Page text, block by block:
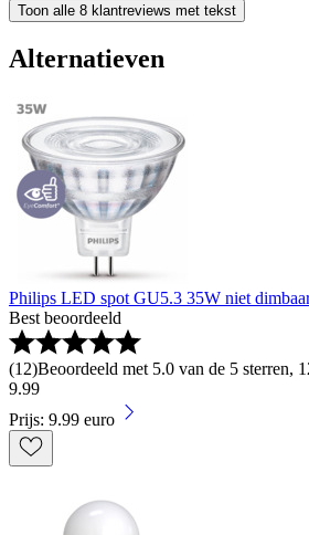
Toon alle 8 klantreviews met tekst
Alternatieven
Philips LED spot GU5.3 35W niet
Best beoordeeld
(12)Beoordeeld met 5.0 van de 5 sterren,
9.99
Prijs: 9.99 euro